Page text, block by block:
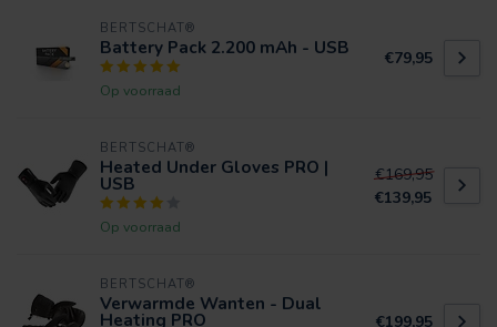
BERTSCHAT®
Battery Pack 2.200 mAh - USB
Op voorraad
€79,95
BERTSCHAT®
Heated Under Gloves PRO |
USB
Op voorraad
€169,95
€139,95
BERTSCHAT®
Verwarmde Wanten - Dual
Heating PRO €199,95